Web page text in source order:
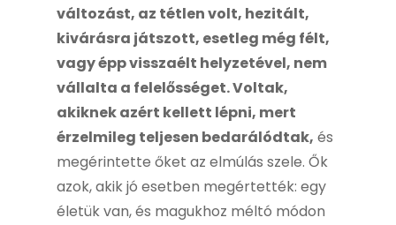
változást, az tétlen volt, hezitált,
kivárásra játszott, esetleg még félt,
vagy épp visszaélt helyzetével, nem
vállalta a felelősséget. Voltak,
akiknek azért kellett lépni, mert
érzelmileg teljesen bedarálódtak, és
megérintette őket az elmúlás szele. Ők
azok, akik jó esetben megértették: egy
életük van, és magukhoz méltó módon